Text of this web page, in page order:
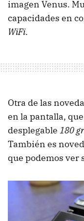
imagen Venus.
capacidades en
WiFi.
Otra de las
en la pantalla,
desplegable 180
También es
que podemos ver